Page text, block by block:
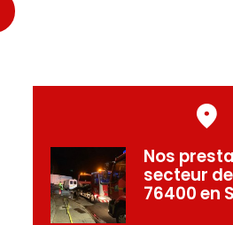
Nos
secteur
76400 en